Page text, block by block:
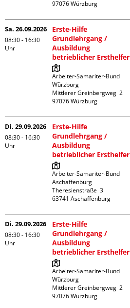
Sa. 26.09.2026
08:30 - 16:30
Uhr
Erste-Hilfe
Grundlehrgang /
Ausbildung
betrieblicher Ersthelfer
Arbeiter-Samariter-Bund
Würzburg
Mittlerer Greinbergweg  2
Di. 29.09.2026
08:30 - 16:30
Uhr
Erste-Hilfe
Grundlehrgang /
Ausbildung
betrieblicher Ersthelfer
Arbeiter-Samariter-Bund
Aschaffenburg
Theresienstraße  3
Di. 29.09.2026
08:30 - 16:30
Uhr
Erste-Hilfe
Grundlehrgang /
Ausbildung
betrieblicher Ersthelfer
Arbeiter-Samariter-Bund
Würzburg
Mittlerer Greinbergweg  2